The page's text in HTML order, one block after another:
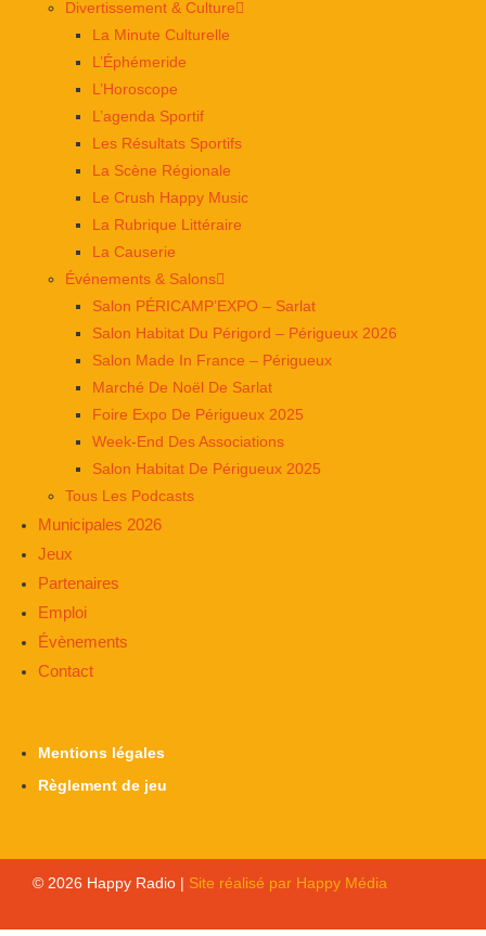
Divertissement & Culture
La Minute Culturelle
L’Éphémeride
L’Horoscope
L’agenda Sportif
Les Résultats Sportifs
La Scène Régionale
Le Crush Happy Music
La Rubrique Littéraire
La Causerie
Événements & Salons
Salon PÉRICAMP’EXPO – Sarlat
Salon Habitat Du Périgord – Périgueux 2026
Salon Made In France – Périgueux
Marché De Noël De Sarlat
Foire Expo De Périgueux 2025
Week-End Des Associations
Salon Habitat De Périgueux 2025
Tous Les Podcasts
Municipales 2026
Jeux
Partenaires
Emploi
Évènements
Contact
Mentions légales
Règlement de jeu
© 2026 Happy Radio | Site réalisé par Happy Média